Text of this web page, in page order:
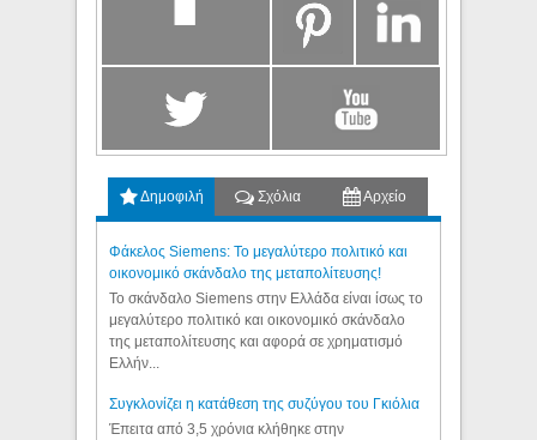
Δημοφιλή Σχόλια Αρχείο
Φάκελος Siemens: Το μεγαλύτερο πολιτικό και
οικονομικό σκάνδαλο της μεταπολίτευσης!
Το σκάνδαλο Siemens στην Ελλάδα είναι ίσως το
μεγαλύτερο πολιτικό και οικονομικό σκάνδαλο
της μεταπολίτευσης και αφορά σε χρηματισμό
Ελλήν...
Συγκλονίζει η κατάθεση της συζύγου του Γκιόλια
Έπειτα από 3,5 χρόνια κλήθηκε στην